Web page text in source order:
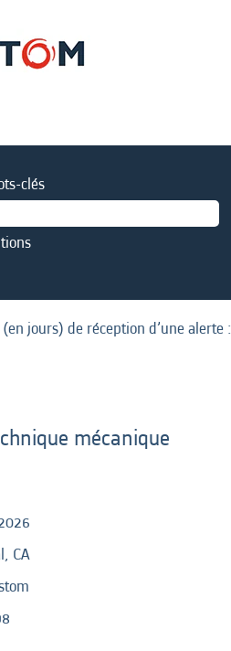
clés
jours) de réception d’une alerte :
mécanique
CA